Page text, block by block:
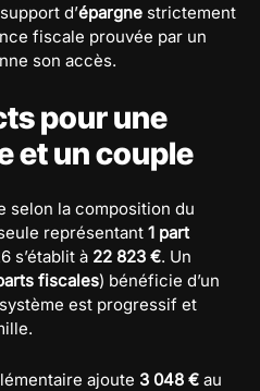
d’épargne strictement
fiscale prouvée par un
son accès.
pour une
et un couple
selon la composition du
représentant 1 part
s’établit à 22 823 €. Un
fiscales) bénéficie d’un
est progressif et
ajoute 3 048 € au